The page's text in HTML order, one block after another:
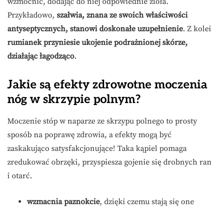
Przykładowo, szałwia, znana ze swoich właściwości
antyseptycznych, stanowi doskonałe uzupełnienie. Z kolei
rumianek przyniesie ukojenie podrażnionej skórze,
działając łagodząco.
Jakie są efekty zdrowotne moczenia
nóg w skrzypie polnym?
Moczenie stóp w naparze ze skrzypu polnego to prosty
sposób na poprawę zdrowia, a efekty mogą być
zaskakująco satysfakcjonujące! Taka kąpiel pomaga
zredukować obrzęki, przyspiesza gojenie się drobnych ran
i otarć.
wzmacnia paznokcie, dzięki czemu stają się one